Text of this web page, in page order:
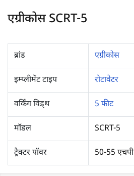
एग्रीकोस SCRT-5
ब्रांड एग्रीकोस
इम्प्लीमेंट टाइप रोटावेटर
वर्किंग विड्थ 5 फीट
मॉडल SCRT-5
ट्रैक्टर पॉवर 50-55 एचपी